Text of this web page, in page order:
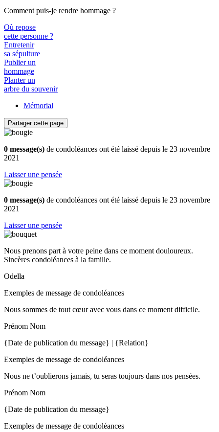
Comment puis-je rendre hommage ?
Où repose
cette personne ?
Entretenir
sa sépulture
Publier un
hommage
Planter un
arbre du souvenir
Mémorial
Partager cette page
0 message(s) de condoléances ont été laissé depuis le 23 novembre
2021
Laisser une pensée
0 message(s) de condoléances ont été laissé depuis le 23 novembre
2021
Laisser une pensée
Nous prenons part à votre peine dans ce moment douloureux.
Sincères condoléances à la famille.
Odella
Exemples de message de condoléances
Nous sommes de tout cœur avec vous dans ce moment difficile.
Prénom Nom
{Date de publication du message} | {Relation}
Exemples de message de condoléances
Nous ne t’oublierons jamais, tu seras toujours dans nos pensées.
Prénom Nom
{Date de publication du message}
Exemples de message de condoléances